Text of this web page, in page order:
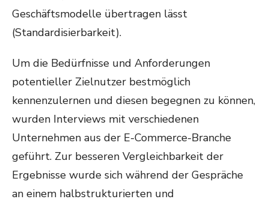
Geschäftsmodelle übertragen lässt
(Standardisierbarkeit).
Um die Bedürfnisse und Anforderungen
potentieller Zielnutzer bestmöglich
kennenzulernen und diesen begegnen zu können,
wurden Interviews mit verschiedenen
Unternehmen aus der E-Commerce-Branche
geführt. Zur besseren Vergleichbarkeit der
Ergebnisse wurde sich während der Gespräche
an einem halbstrukturierten und